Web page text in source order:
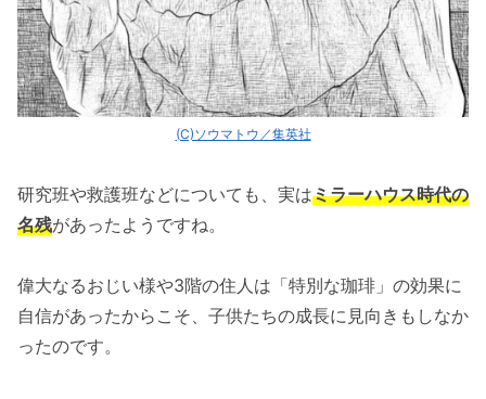
(C)ソウマトウ／集英社
研究班や救護班などについても、実はミラーハウス時代の
名残があったようですね。
偉大なるおじい様や3階の住人は「特別な珈琲」の効果に
自信があったからこそ、子供たちの成長に見向きもしなか
ったのです。